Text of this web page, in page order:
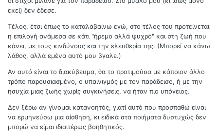
εκεί) δεν έδεσε.
Τέλος, έτσι όπως το καταλαβαίνω εγώ, στο τέλος του προτείνεται
η επιλογή ανάμεσα σε κάτι "ήρεμο αλλά ψυχρό" και στη ζωή που
κάνει, με τους κινδύνους και την ελευθερία της. (Μπορεί να κάνω
λάθος, αλλά εμένα αυτό μου βγαλε.)
Αν αυτό είναι το διακύβευμα, θα το προτιμούσα με κάποιον άλλο
τρόπο παρουσιασμένο, ο υπαινιγμός με τον παράδεισο, ή με την
ησυχία μιας ζωής χωρίς συγκινήσεις, να ήταν πιο υπόγειος.
Δεν ξέρω αν γίνομαι κατανοητός, γιατί αυτό που προσπαθώ είναι
να ερμηνεύσω μια αίσθηση, κι ειδικά στα ποιήματα δυστυχώς δεν
μπορώ να είμαι ιδιαιτέρως βοηθητικός.